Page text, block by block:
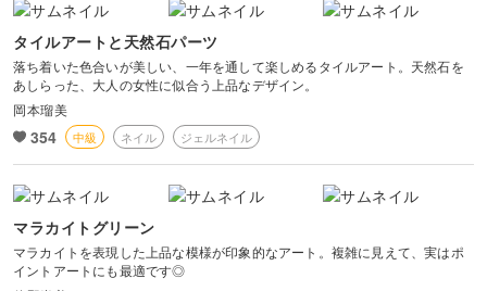
タイルアートと天然石パーツ
落ち着いた色合いが美しい、一年を通して楽しめるタイルアート。天然石を
あしらった、大人の女性に似合う上品なデザイン。
岡本瑠美
354 中級 ネイル ジェルネイル
マラカイトグリーン
マラカイトを表現した上品な模様が印象的なアート。複雑に見えて、実はポ
イントアートにも最適です◎